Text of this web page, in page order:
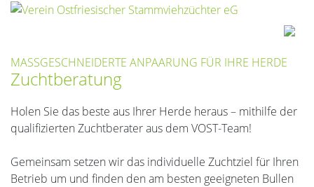
MASSGESCHNEIDERTE ANPAARUNG FÜR IHRE HERDE
Zuchtberatung
Holen Sie das beste aus Ihrer Herde heraus – mithilfe der
qualifizierten Zuchtberater aus dem VOST-Team!
Gemeinsam setzen wir das individuelle Zuchtziel für Ihren
Betrieb um und finden den am besten geeigneten Bullen